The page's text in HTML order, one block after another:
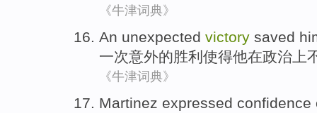
《牛津词典》
An unexpected victory saved
一次意外的胜利 使得他在政治上
《牛津词典》
Martinez expressed confidence